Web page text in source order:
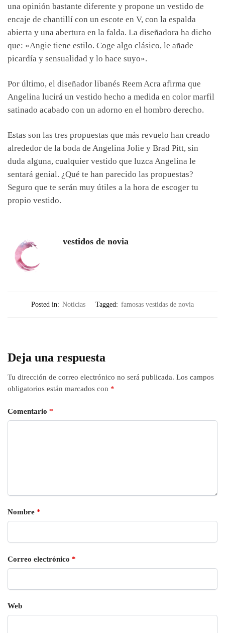
una opinión bastante diferente y propone un vestido de
encaje de chantillí con un escote en V, con la espalda
abierta y una abertura en la falda. La diseñadora ha dicho
que: «Angie tiene estilo. Coge algo clásico, le añade
picardía y sensualidad y lo hace suyo».
Por último, el diseñador libanés Reem Acra afirma que
Angelina lucirá un vestido hecho a medida en color marfil
satinado acabado con un adorno en el hombro derecho.
Estas son las tres propuestas que más revuelo han creado
alrededor de la boda de Angelina Jolie y Brad Pitt, sin
duda alguna, cualquier vestido que luzca Angelina le
sentará genial. ¿Qué te han parecido las propuestas?
Seguro que te serán muy útiles a la hora de escoger tu
propio vestido.
vestidos de novia
Posted in: Noticias Tagged: famosas vestidas de novia
Deja una respuesta
Tu dirección de correo electrónico no será publicada. Los campos
obligatorios están marcados con *
Comentario *
Nombre *
Correo electrónico *
Web